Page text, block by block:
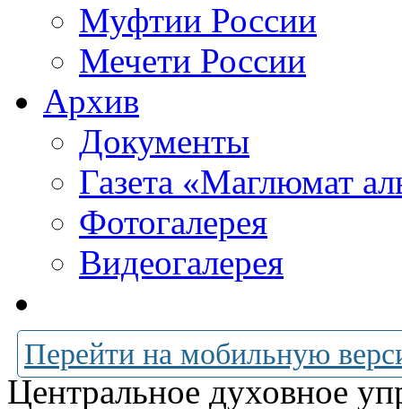
Муфтии России
Мечети России
Архив
Документы
Газета «Маглюмат
Фотогалерея
Видеогалерея
Перейти на мобильную
Центральное духовное